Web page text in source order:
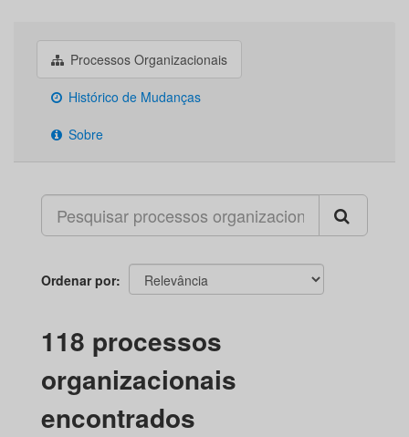
Processos Organizacionais
Histórico de Mudanças
Sobre
Ordenar por
118 processos
organizacionais
encontrados